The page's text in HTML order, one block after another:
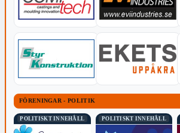
FÖRENINGAR - POLITIK
POLITISKT INNEHÅLL POLITISKT INNEHÅLL